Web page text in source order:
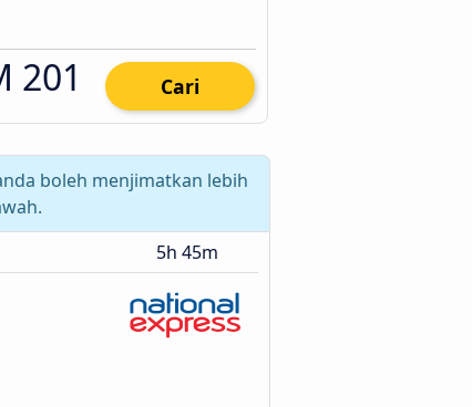
201 Cari
boleh menjimatkan lebih
5h 45m